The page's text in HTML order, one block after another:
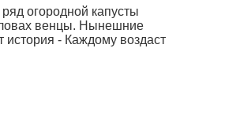
огородной капусты
венцы. Нынешние
история - Каждому воздаст